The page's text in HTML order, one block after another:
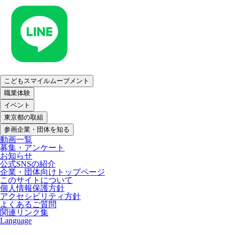
こどもスマイルムーブメント
職業体験
イベント
東京都の取組
参画企業・団体を知る
動画一覧
募集・アンケート
お知らせ
公式SNSの紹介
企業・団体向けトップページ
このサイトについて
個人情報保護方針
アクセシビリティ方針
よくあるご質問
関連リンク集
Language